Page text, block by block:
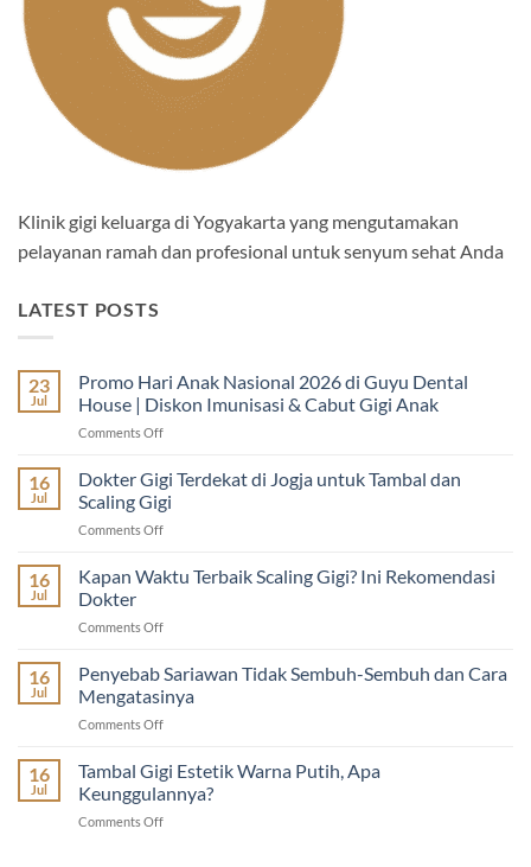
Klinik gigi keluarga di Yogyakarta yang mengutamakan
pelayanan ramah dan profesional untuk senyum sehat Anda
LATEST POSTS
23
Jul
Promo Hari Anak Nasional 2026 di Guyu Dental
House | Diskon Imunisasi & Cabut Gigi Anak
Comments Offon
Hari
Anak
Nasional
2026
Guyu
Imunisasi
&
16
Jul
Dokter Gigi Terdekat di Jogja untuk Tambal dan
Scaling Gigi
Comments Offon
Gigi
Jogja
Tambal
dan
Scaling
16
Jul
Kapan Waktu Terbaik Scaling Gigi? Ini Rekomendasi
Dokter
Comments Offon
Waktu
Scaling
Gigi?
Rekomendasi
16
Jul
Penyebab Sariawan Tidak Sembuh-Sembuh dan Cara
Mengatasinya
Comments Offon
Sariawan
Tidak
Sembuh-
Sembuh
16
Jul
Tambal Gigi Estetik Warna Putih, Apa
Keunggulannya?
Comments Offon